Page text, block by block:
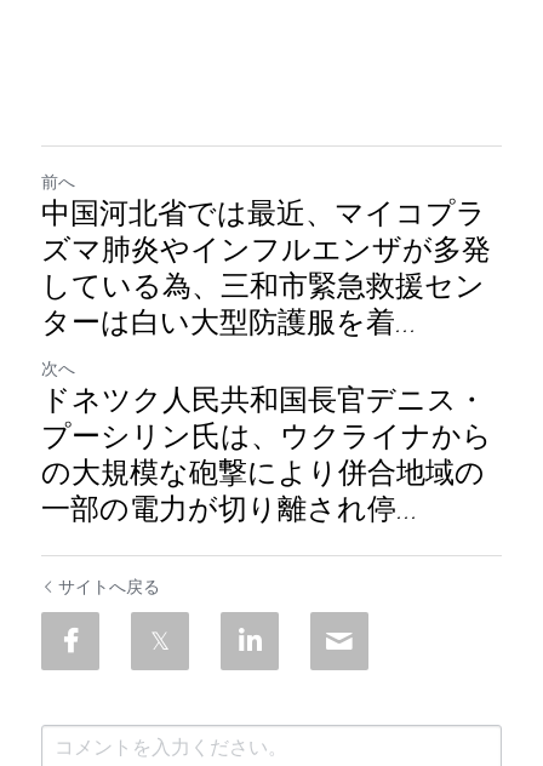
前へ
中国河北省では最近、マイコプラ
ズマ肺炎やインフルエンザが多発
している為、三和市緊急救援セン
ターは白い大型防護服を着...
次へ
ドネツク人民共和国長官デニス・
プーシリン氏は、ウクライナから
の大規模な砲撃により併合地域の
一部の電力が切り離され停...
サイトへ戻る